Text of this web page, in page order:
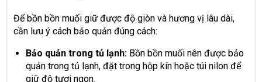
Để bồn bồn muối giữ được độ giòn và hương vị lâu dài,
cần lưu ý cách bảo quản đúng cách:
Bảo quản trong tủ lạnh:Bồn bồn muối nên được bảo
quản trong tủ lạnh, đặt trong hộp kín hoặc túi nilon để
giữ độ tươi ngon.